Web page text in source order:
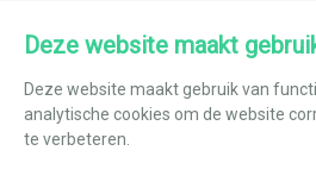
Deze website maakt
Deze website maakt gebruik van
analytische cookies om de website
te verbeteren.
Schouw 7
1613 CL